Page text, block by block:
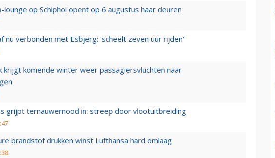
lounge op Schiphol opent op 6 augustus haar deuren
nu verbonden met Esbjerg: 'scheelt zeven uur rijden'
krijgt komende winter weer passagiersvluchten naar
grijpt ternauwernood in: streep door vlootuitbreiding
brandstof drukken winst Lufthansa hard omlaag